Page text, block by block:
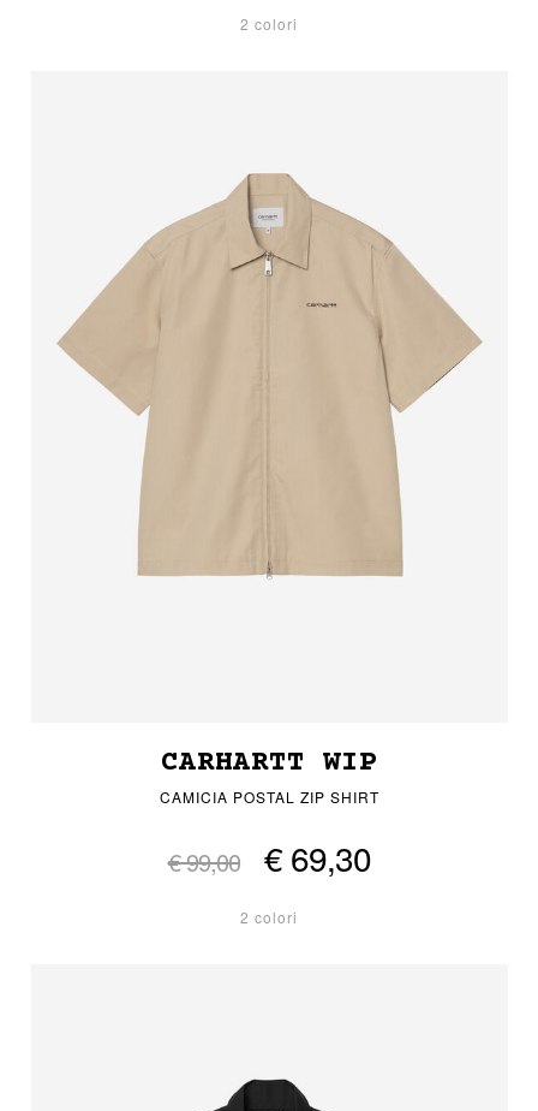
2 colori
CARHARTT WIP
CAMICIA POSTAL ZIP SHIRT
€ 99,00 € 69,30
2 colori